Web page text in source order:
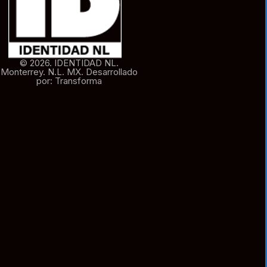
© 2026. IDENTIDAD NL.
Monterrey. N.L. MX. Desarrollado
por: Transforma